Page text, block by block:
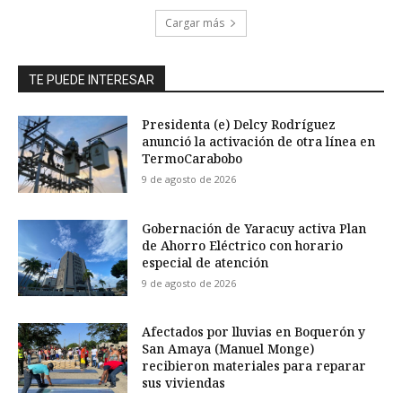
Cargar más
TE PUEDE INTERESAR
Presidenta (e) Delcy Rodríguez
anunció la activación de otra línea en
TermoCarabobo
9 de agosto de 2026
Gobernación de Yaracuy activa Plan
de Ahorro Eléctrico con horario
especial de atención
9 de agosto de 2026
Afectados por lluvias en Boquerón y
San Amaya (Manuel Monge)
recibieron materiales para reparar
sus viviendas